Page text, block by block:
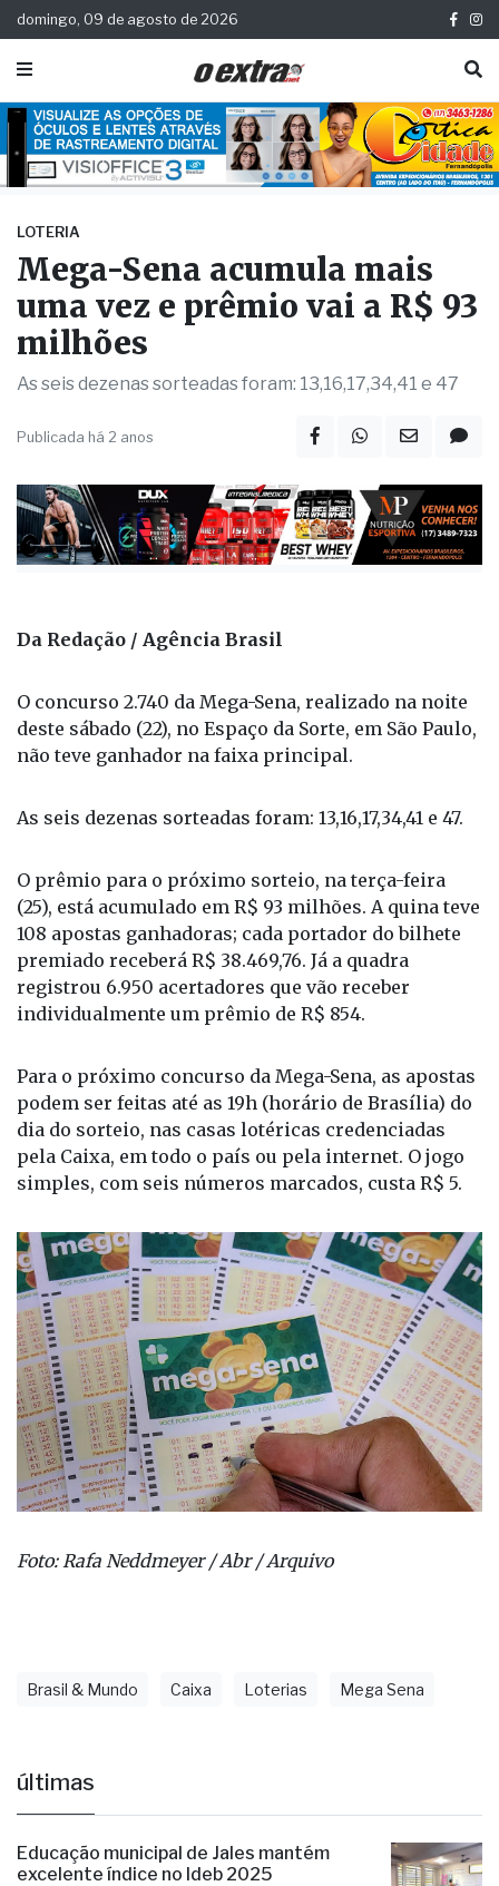
domingo, 09 de agosto de 2026
LOTERIA
Mega-Sena acumula mais
uma vez e prêmio vai a R$ 93
milhões
As seis dezenas sorteadas foram: 13,16,17,34,41 e 47
Publicada há 2 anos
Da Redação / Agência Brasil
O concurso 2.740 da Mega-Sena, realizado na noite
deste sábado (22), no Espaço da Sorte, em São Paulo,
não teve ganhador na faixa principal.
As seis dezenas sorteadas foram: 13,16,17,34,41 e 47.
O prêmio para o próximo sorteio, na terça-feira
(25), está acumulado em R$ 93 milhões. A quina teve
108 apostas ganhadoras; cada portador do bilhete
premiado receberá R$ 38.469,76. Já a quadra
registrou 6.950 acertadores que vão receber
individualmente um prêmio de R$ 854.
Para o próximo concurso da Mega-Sena, as apostas
podem ser feitas até as 19h (horário de Brasília) do
dia do sorteio, nas casas lotéricas credenciadas
pela Caixa, em todo o país ou pela internet. O jogo
simples, com seis números marcados, custa R$ 5.
Foto: Rafa Neddmeyer / Abr / Arquivo
Brasil & Mundo Caixa Loterias Mega Sena
últimas
Educação municipal de Jales mantém
excelente índice no Ideb 2025